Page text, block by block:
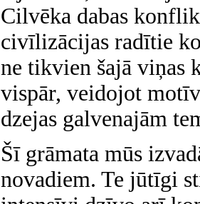
Cilvēka dabas
civīlizācijas radītie
ne tikvien šajā viņas
vispār, veidojot
dzejas galvenajām
Šī grāmata mūs
novadiem. Te jūtīgi